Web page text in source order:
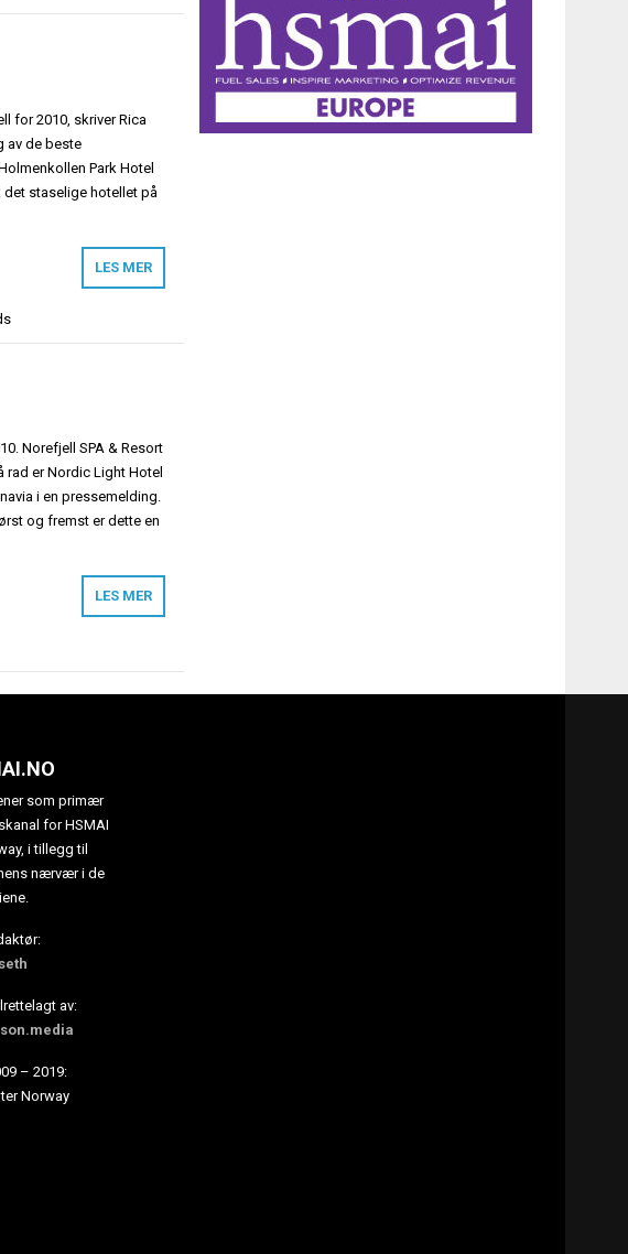
for 2010, skriver Rica
av de beste
Park Hotel
det staselige hotellet på
LES MER
Norefjell SPA & Resort
rad er Nordic Light Hotel
i en pressemelding.
og fremst er dette en
LES MER
som primær
for HSMAI
i tillegg til
nærvær i de
av:
– 2019:
Norway